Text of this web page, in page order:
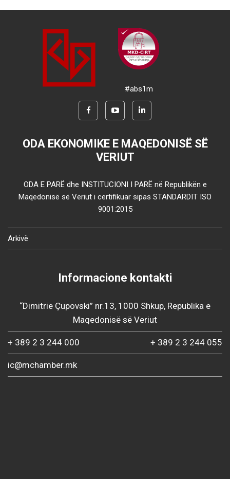
#abs1m
ODA EKONOMIKE E MAQEDONISË SË
VERIUT
ODA E PARË dhe INSTITUCIONI I PARË në Republikën e
Maqedonisë së Veriut i certifikuar sipas STANDARDIT ISO
9001:2015
Arkivë
Informacione kontakti
“Dimitrie Çupovski” nr.13, 1000 Shkup, Republika e
Maqedonisë së Veriut
+ 389 2 3 244 000 + 389 2 3 244 055
ic@mchamber.mk